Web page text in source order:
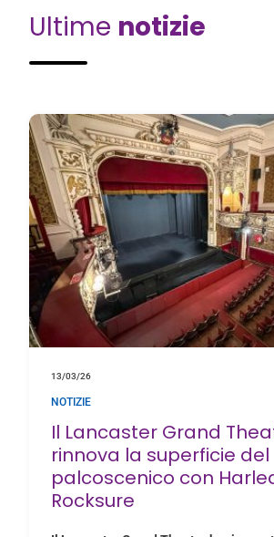
Ultime notizie
13/03/26
NOTIZIE
Il Lancaster Grand
rinnova la superficie del
palcoscenico con
Rocksure